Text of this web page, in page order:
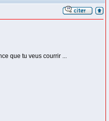
que tu veus courrir ...